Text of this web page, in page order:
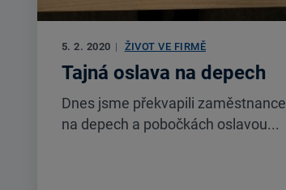
5. 2. 2020 | ŽIVOT VE FIRMĚ
Tajná oslava na depech
Dnes jsme překvapili zaměstnance
na depech a pobočkách oslavou...